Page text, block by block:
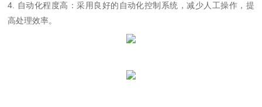
4. 自动化程度高：采用良好的自动化控制系统，减少人工操作，提
高处理效率。